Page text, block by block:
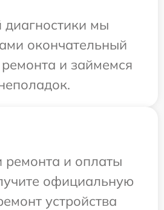
мы
окончательный
и займемся
ремонта и оплаты
официальную
устройства